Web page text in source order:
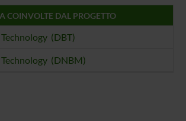
COINVOLTE DAL PROGETTO
Technology (DBT)
Technology (DNBM)